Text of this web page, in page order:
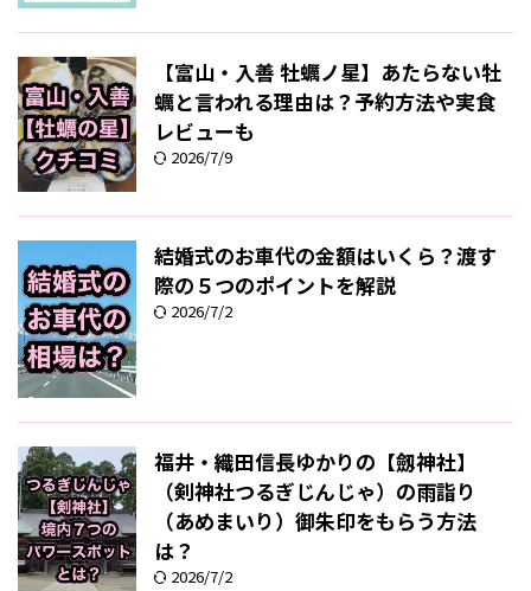
【富山・入善 牡蠣ノ星】あたらない牡
蠣と言われる理由は？予約方法や実食
レビューも
2026/7/9
結婚式のお車代の金額はいくら？渡す
際の５つのポイントを解説
2026/7/2
福井・織田信長ゆかりの【劔神社】
（剣神社つるぎじんじゃ）の雨詣り
（あめまいり）御朱印をもらう方法
は？
2026/7/2